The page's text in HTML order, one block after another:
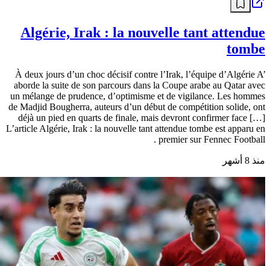
Algérie, Irak : la nouvelle tant attendue
tombe
À deux jours d’un choc décisif contre l’Irak, l’équipe d’Algérie A’
aborde la suite de son parcours dans la Coupe arabe au Qatar avec
un mélange de prudence, d’optimisme et de vigilance. Les hommes
de Madjid Bougherra, auteurs d’un début de compétition solide, ont
déjà un pied en quarts de finale, mais devront confirmer face […]
L’article Algérie, Irak : la nouvelle tant attendue tombe est apparu en
premier sur Fennec Football .
منذ 8 أشهر